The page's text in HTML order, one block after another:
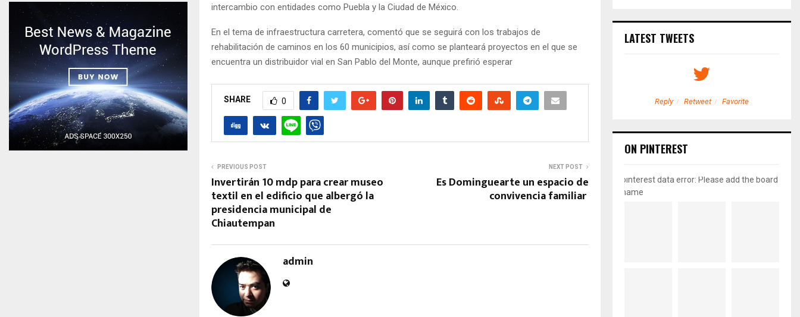
intercambio con entidades como Puebla y la Ciudad de México.
En el tema de infraestructura carretera, comentó que se seguirá con los trabajos de
rehabilitación de caminos en los 60 municipios, así como se planteará proyectos en el que se
encuentra un distribuidor vial en San Pablo del Monte, aunque prefirió esperar
SHARE 0
PREVIOUS POST
Invertirán 10 mdp para crear museo
textil en el edificio que albergó la
presidencia municipal de
Chiautempan
NEXT POST
Es Dominguearte un espacio de
convivencia familiar
admin
LATEST TWEETS
Reply Retweet Favorite Reply Retweet Reply Retweet Favorite
ON PINTEREST
pinterest data error: Please add the board
name